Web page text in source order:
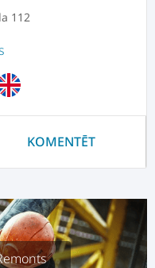
112
KOMENTĒT